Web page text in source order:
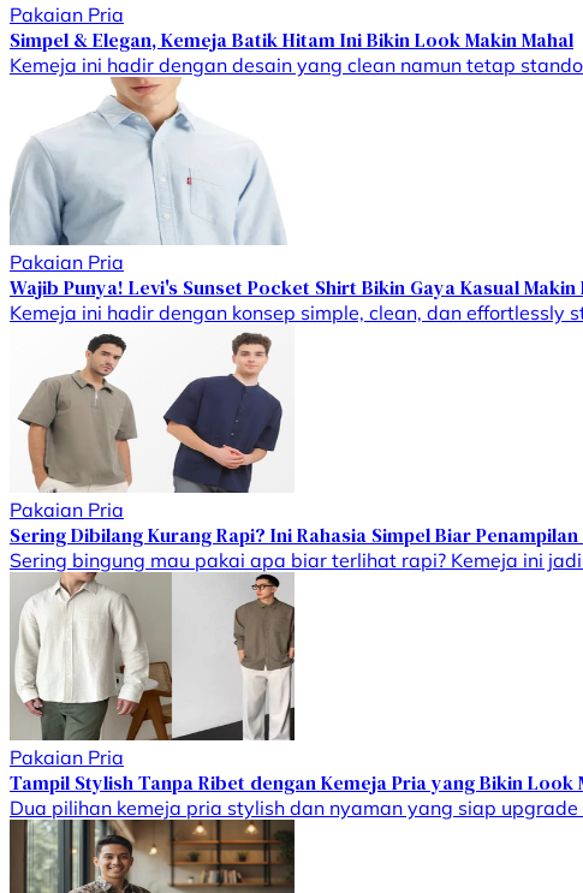
Pakaian Pria
Simpel & Elegan, Kemeja Batik Hitam Ini Bikin Look Makin Mahal
Kemeja ini hadir dengan desain yang clean namun tetap
Pakaian Pria
Wajib Punya! Levi's Sunset Pocket Shirt Bikin Gaya Kasual Makin
Kemeja ini hadir dengan konsep simple, clean, dan
Pakaian Pria
Sering Dibilang Kurang Rapi? Ini Rahasia Simpel Biar
Sering bingung mau pakai apa biar terlihat rapi? Kemeja ini
Pakaian Pria
Tampil Stylish Tanpa Ribet dengan Kemeja Pria yang Bikin Look
Dua pilihan kemeja pria stylish dan nyaman yang siap